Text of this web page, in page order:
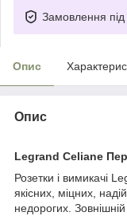
Замовлення під
Опис
Опис
Legrand Celiane
Розетки і вимикачі
якісних, міцних,
недорогих.